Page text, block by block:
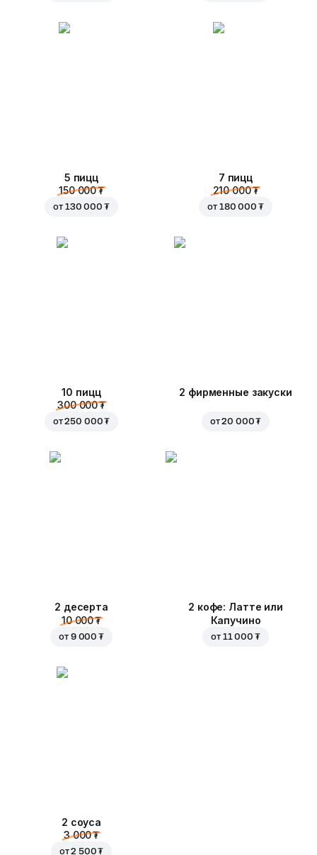
5 пицц
150 000 ₮
от 130 000 ₮
7 пицц
210 000 ₮
от 180 000 ₮
10 пицц
300 000 ₮
от250 000 ₮
2 фирменные закуски
от20 000 ₮
2 десерта
10 000 ₮
от 9 000 ₮
2 кофе: Латте или
Капучино
от 11 000 ₮
2 соуса
3 000 ₮
от2 500 ₮